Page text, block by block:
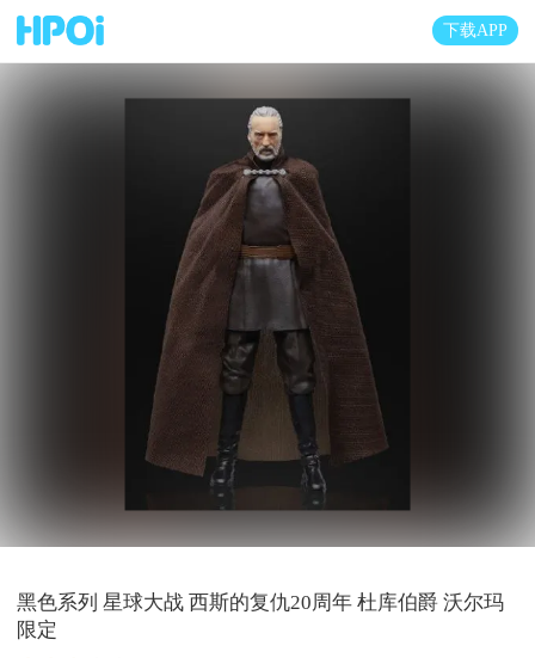
下载APP
黑色系列 星球大战 西斯的复仇20周年 杜库伯爵 沃尔玛
限定